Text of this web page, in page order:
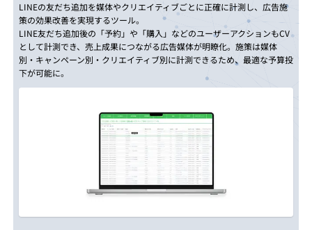
LINEの友だち追加を媒体やクリエイティブごとに正確に計測し、広告施
策の効果改善を実現するツール。
LINE友だち追加後の「予約」や「購入」などのユーザーアクションもCV
として計測でき、売上成果につながる広告媒体が明瞭化。施策は媒体
別・キャンペーン別・クリエイティブ別に計測できるため、最適な予算投
下が可能に。